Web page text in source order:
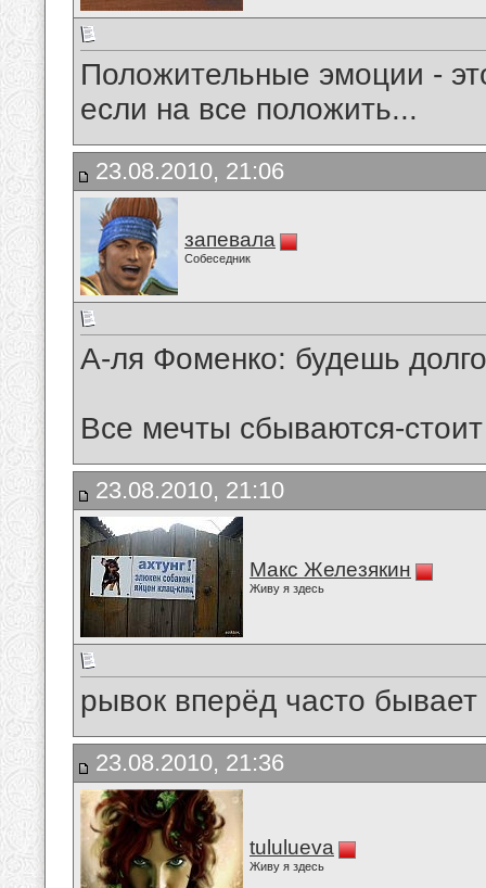
Положительные эмоции -
если на все положить...
23.08.2010, 21:06
запевала
Собеседник
А-ля Фоменко: будешь
Все мечты сбываются-стоит
23.08.2010, 21:10
Макс Железякин
Живу я здесь
рывок вперёд часто
23.08.2010, 21:36
tululueva
Живу я здесь